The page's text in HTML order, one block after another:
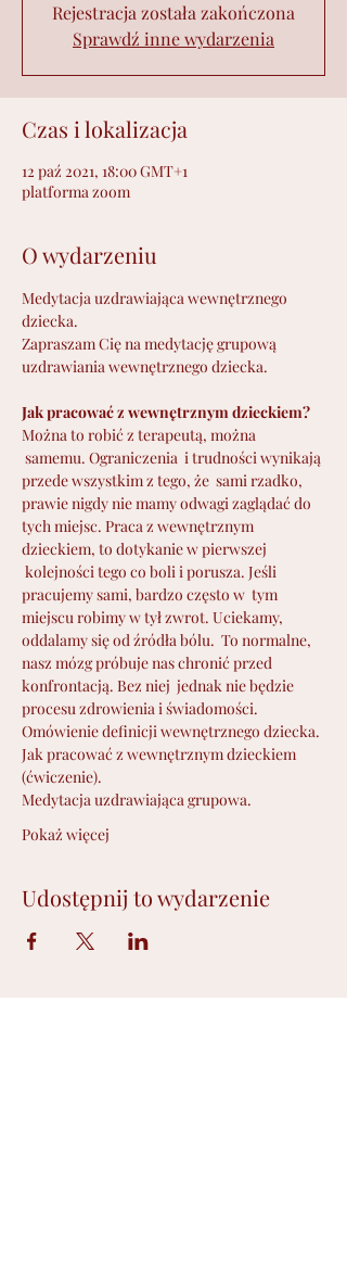
Rejestracja została zakończona
Sprawdź inne wydarzenia
Czas i lokalizacja
12 paź 2021, 18:00 GMT+1
platforma zoom
O wydarzeniu
Medytacja uzdrawiająca wewnętrznego
dziecka.
Zapraszam Cię na medytację grupową
Jak pracować z wewnętrznym dzieckiem?
Można to robić z terapeutą, można
samemu. Ograniczenia  i trudności wynikają
przede wszystkim z tego, że  sami rzadko,
prawie nigdy nie mamy odwagi zaglądać do
tych miejsc. Praca z wewnętrznym
dzieckiem, to dotykanie w pierwszej
kolejności tego co boli i porusza. Jeśli
pracujemy sami, bardzo często w  tym
miejscu robimy w tył zwrot. Uciekamy,
oddalamy się od źródła bólu.  To normalne,
nasz mózg próbuje nas chronić przed
konfrontacją. Bez niej  jednak nie będzie
procesu zdrowienia i świadomości.
Omówienie definicji wewnętrznego dziecka.
Jak pracować z wewnętrznym dzieckiem
(ćwiczenie).
Medytacja uzdrawiająca grupowa.
Pokaż więcej
Udostępnij to wydarzenie